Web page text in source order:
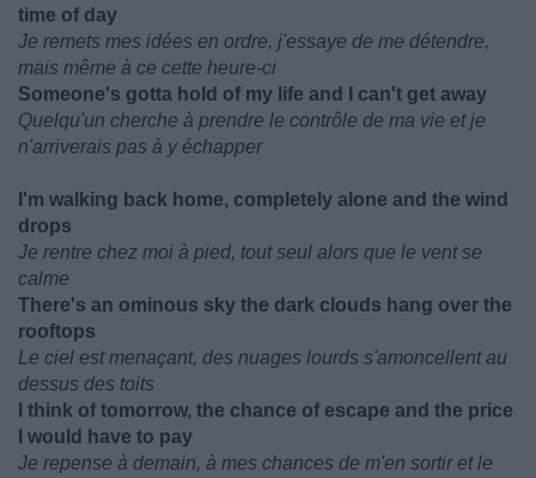
time of day
Je remets mes idées en ordre, j'essaye de me détendre,
mais même à ce cette heure-ci
Someone's gotta hold of my life and I can't get away
Quelqu'un cherche à prendre le contrôle de ma vie et je
n'arriverais pas à y échapper
I'm walking back home, completely alone and the wind
drops
Je rentre chez moi à pied, tout seul alors que le vent se
calme
There's an ominous sky the dark clouds hang over the
rooftops
Le ciel est menaçant, des nuages lourds s'amoncellent au
dessus des toits
I think of tomorrow, the chance of escape and the price
I would have to pay
Je repense à demain, à mes chances de m'en sortir et le